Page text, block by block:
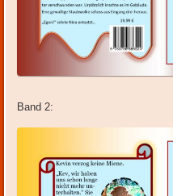
Band 2: